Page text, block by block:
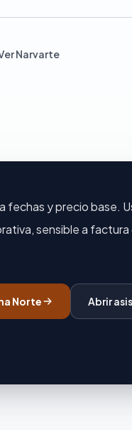
Narvarte
fechas y precio base.
sensible a
Norte Abrir